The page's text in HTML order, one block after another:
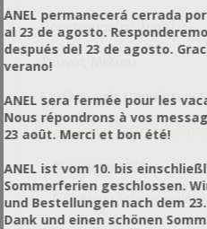
Προετοιμασία υλικού
Τρύγος Μελιού
Επεξεργασία Προιόντων
Μηχανήματα & Εξοπλισμός
Αεροσυμπιεστές
Είδη Ατομικής Προστασίας
ANEL permanecerá cerrada
al 23 de agosto.
después del 23 de agosto.
verano!
ANEL sera fermée pour les
Nous répondrons à vos
23 août. Merci et bon été!
ANEL ist vom 10. bis
Sommerferien geschlossen.
und Bestellungen nach dem
Dank und einen schönen